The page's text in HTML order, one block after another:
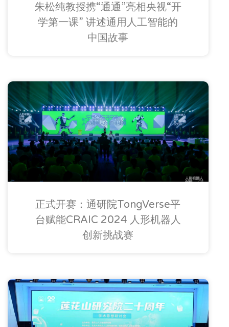
朱松纯教授携“通通”亮相央视“开
学第一课” 讲述通用人工智能的
中国故事
正式开赛：通研院TongVerse平
台赋能CRAIC 2024 人形机器人
创新挑战赛